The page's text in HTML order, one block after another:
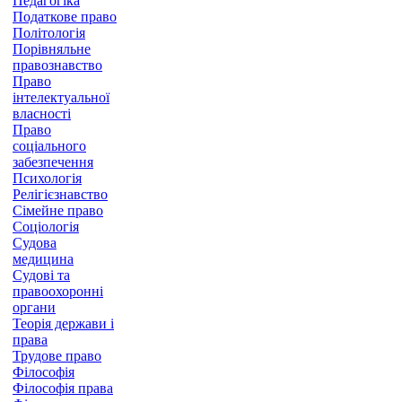
Податкове право
Політологія
Порівняльне
правознавство
Право
інтелектуальної
власності
Право
соціального
забезпечення
Психологія
Релігієзнавство
Сімейне право
Соціологія
Судова
медицина
Судові та
правоохоронні
органи
Теорія держави і
права
Трудове право
Філософія
Філософія права